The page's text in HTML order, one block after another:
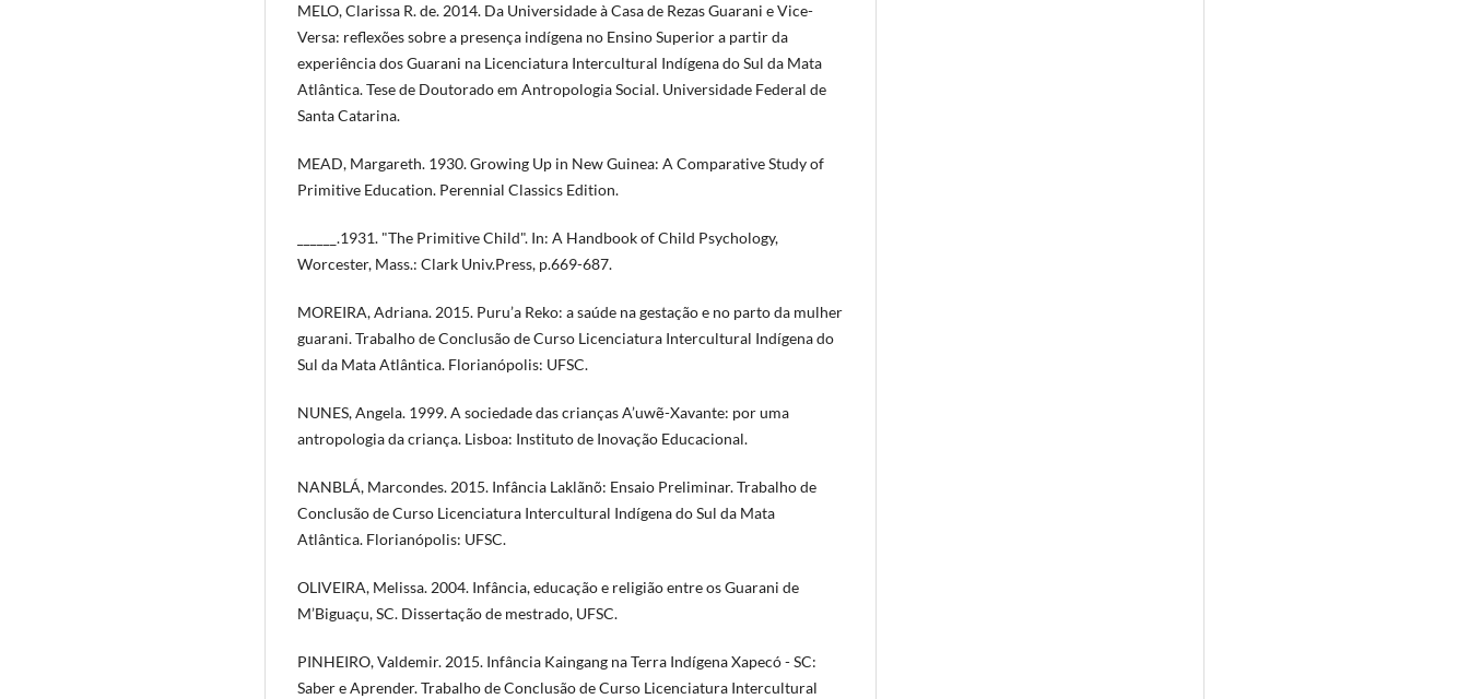
MELO, Clarissa R. de. 2014. Da Universidade à Casa de Rezas Guarani e Vice-
Versa: reflexões sobre a presença indígena no Ensino Superior a partir da
experiência dos Guarani na Licenciatura Intercultural Indígena do Sul da Mata
Atlântica. Tese de Doutorado em Antropologia Social. Universidade Federal de
Santa Catarina.
MEAD, Margareth. 1930. Growing Up in New Guinea: A Comparative Study of
Primitive Education. Perennial Classics Edition.
______.1931. "The Primitive Child". In: A Handbook of Child Psychology,
Worcester, Mass.: Clark Univ.Press, p.669-687.
MOREIRA, Adriana. 2015. Puru’a Reko: a saúde na gestação e no parto da mulher
guarani. Trabalho de Conclusão de Curso Licenciatura Intercultural Indígena do
Sul da Mata Atlântica. Florianópolis: UFSC.
NUNES, Angela. 1999. A sociedade das crianças A’uwẽ-Xavante: por uma
antropologia da criança. Lisboa: Instituto de Inovação Educacional.
NANBLÁ, Marcondes. 2015. Infância Laklãnõ: Ensaio Preliminar. Trabalho de
Conclusão de Curso Licenciatura Intercultural Indígena do Sul da Mata
Atlântica. Florianópolis: UFSC.
OLIVEIRA, Melissa. 2004. Infância, educação e religião entre os Guarani de
M’Biguaçu, SC. Dissertação de mestrado, UFSC.
PINHEIRO, Valdemir. 2015. Infância Kaingang na Terra Indígena Xapecó - SC:
Saber e Aprender. Trabalho de Conclusão de Curso Licenciatura Intercultural